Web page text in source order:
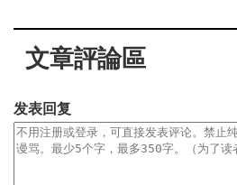
文章評論區
发表回复